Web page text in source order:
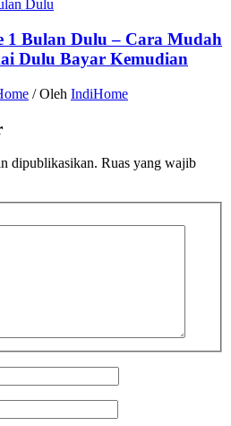
1 Bulan Dulu – Cara Mudah
Dulu Bayar Kemudian
/ Oleh IndiHome
dipublikasikan. Ruas yang wajib